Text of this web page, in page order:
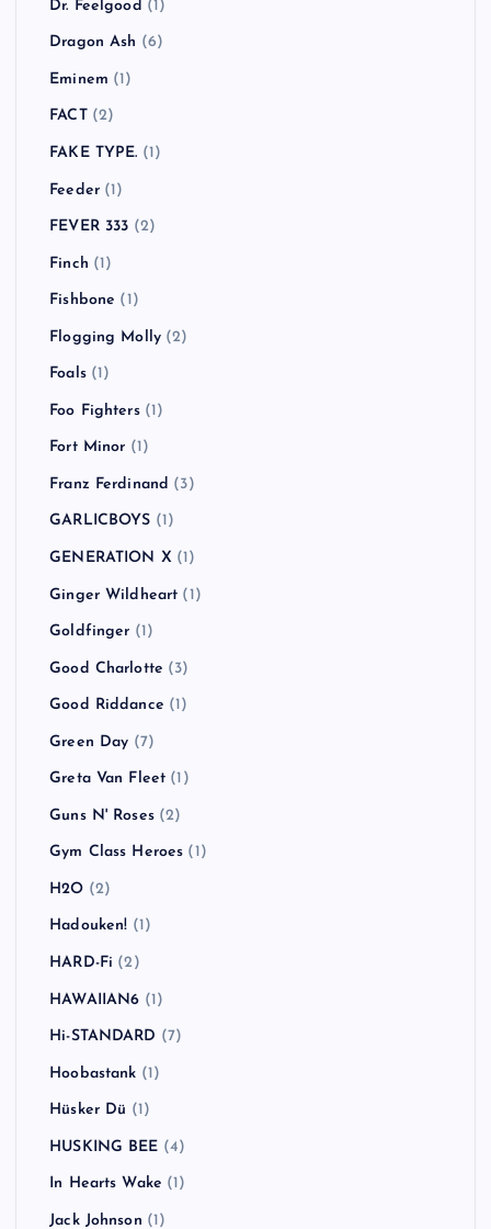
Dr. Feelgood (1)
Dragon Ash (6)
Eminem (1)
FACT(2)
FAKE TYPE. (1)
Feeder(1)
FEVER 333 (2)
Finch (1)
Fishbone (1)
Flogging Molly (2)
Foals(1)
Foo Fighters(1)
Fort Minor (1)
Franz Ferdinand (3)
GARLICBOYS (1)
GENERATION X (1)
Ginger Wildheart (1)
Goldfinger (1)
Good Charlotte (3)
Good Riddance (1)
Green Day (7)
Greta Van Fleet (1)
Guns N' Roses(2)
Gym Class Heroes (1)
H2O (2)
Hadouken! (1)
HARD-Fi (2)
HAWAIIAN6 (1)
Hi-STANDARD (7)
Hoobastank (1)
Hüsker Dü (1)
HUSKING BEE (4)
In Hearts Wake (1)
Jack Johnson (1)